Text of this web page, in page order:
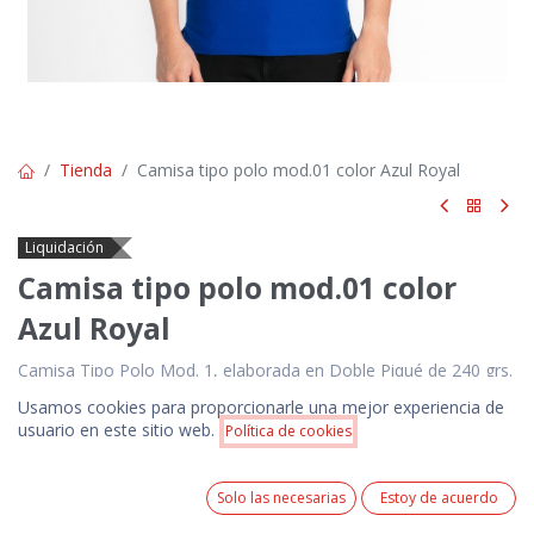
Precio:
8.85 Añadir a la cesta
0
Wishlist Cuenta
Tienda Camisa tipo polo mod.01 color Azul Royal
Liquidación
Camisa tipo polo mod.01 color
Azul Royal
Camisa Tipo Polo Mod. 1, elaborada en Doble Piqué de 240 grs.
$8.85
Precios NO incluyen IVA. Pedido mínimo 100 unidades.
color ó 1 logotipo bordado de acuerdo a las
especificaciones técnicas del producto.
Usamos cookies para proporcionarle una mejor experiencia de
usuario en este sitio web.
Política de cookies
Solo las necesarias Estoy de acuerdo